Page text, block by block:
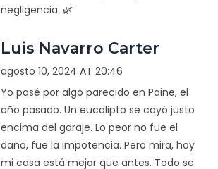
negligencia. 🌿
Luis Navarro Carter
agosto 10, 2024 AT 20:46
Yo pasé por algo parecido en Paine, el
año pasado. Un eucalipto se cayó justo
encima del garaje. Lo peor no fue el
daño, fue la impotencia. Pero mira, hoy
mi casa está mejor que antes. Todo se